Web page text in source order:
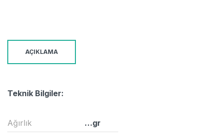
AÇIKLAMA
Teknik Bilgiler:
Ağırlık
…gr